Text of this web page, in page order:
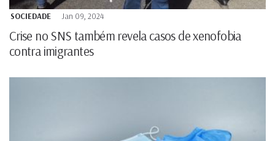
SOCIEDADE Jan 09, 2024
Crise no SNS também revela casos de xenofobia
contra imigrantes